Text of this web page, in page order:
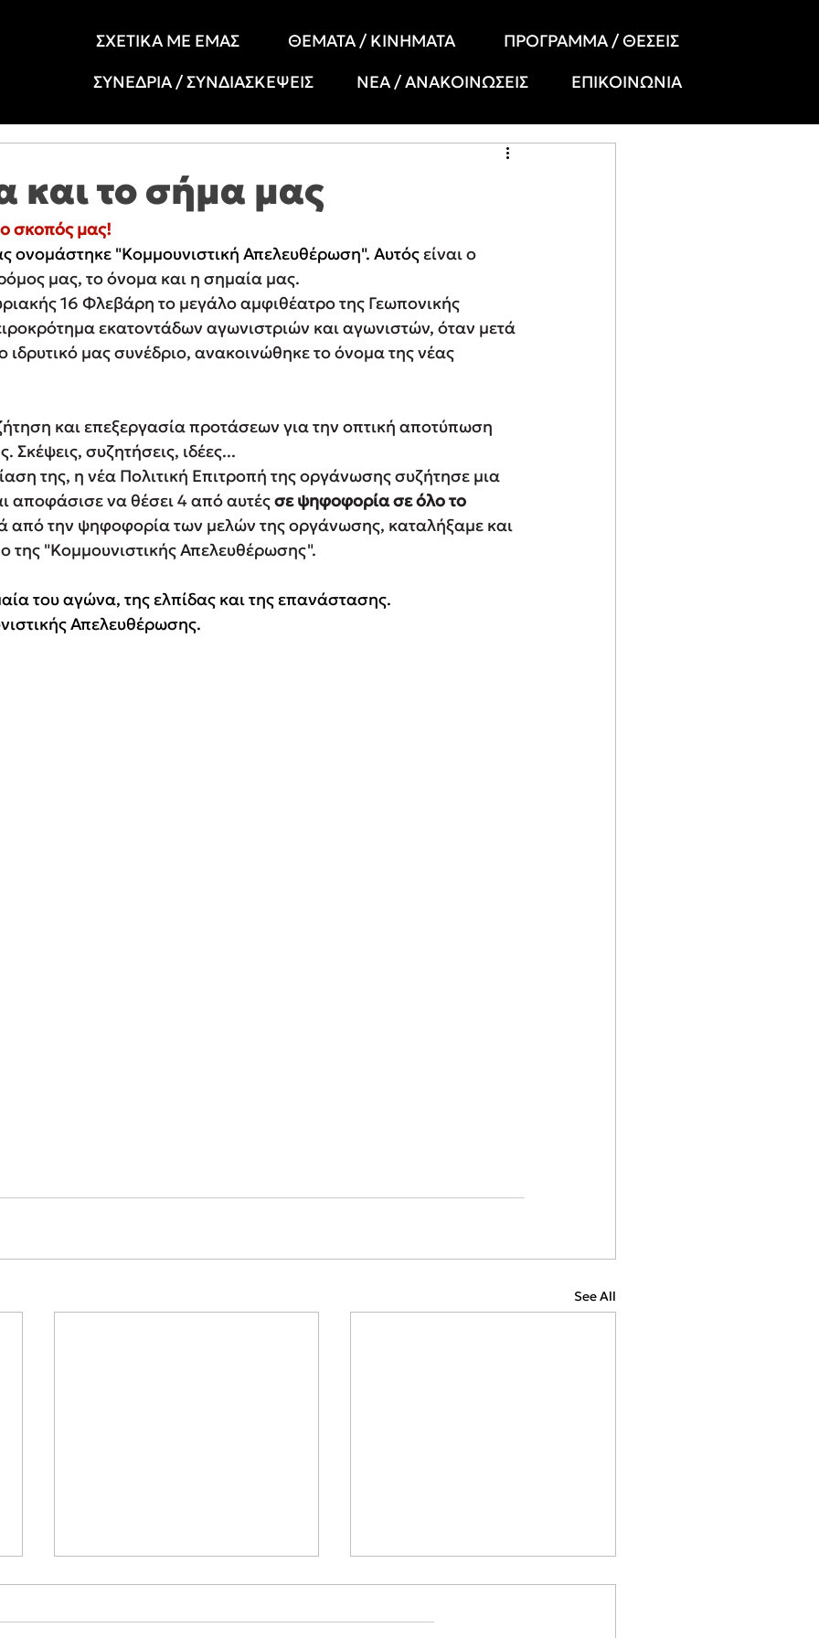
ΣΧΕΤΙΚΑ ΜΕ ΕΜΑΣ ΘΕΜΑΤΑ / ΚΙΝΗΜΑΤΑ
ΠΡΟΓΡΑΜΜΑ / ΘΕΣΕΙΣ
ΣΥΝΕΔΡΙΑ / ΣΥΝΔΙΑΣΚΕΨΕΙΣ
ΝΕΑ / ΑΝΑΚΟΙΝΩΣΕΙΣ ΕΠΙΚΟΙΝΩΝΙΑ
και το σήμα μας
σκοπός μας!
ονομάστηκε "Κομμουνιστική Απελευθέρωση". Αυτός είναι ο
μας, το όνομα και η σημαία μας.
16 Φλεβάρη το μεγάλο αμφιθέατρο της Γεωπονικής
εκατοντάδων αγωνιστριών και αγωνιστών, όταν μετά
μας συνέδριο, ανακοινώθηκε το όνομα της νέας
και επεξεργασία προτάσεων για την οπτική αποτύπωση
Σκέψεις, συζητήσεις, ιδέες...
της, η νέα Πολιτική Επιτροπή της οργάνωσης συζήτησε μια
αποφάσισε να θέσει 4 από αυτές σε ψηφοφορία σε όλο το
από την ψηφοφορία των μελών της οργάνωσης, καταλήξαμε και
της "Κομμουνιστικής Απελευθέρωσης".
του αγώνα, της ελπίδας και της επανάστασης.
Απελευθέρωσης.
See All